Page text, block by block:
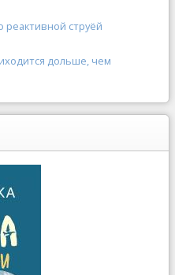
реактивной струёй
дольше, чем